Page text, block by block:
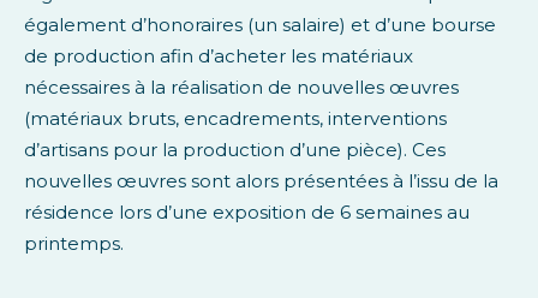
également d’honoraires (un salaire) et d’une bourse
de production afin d’acheter les matériaux
nécessaires à la réalisation de nouvelles œuvres
(matériaux bruts, encadrements, interventions
d’artisans pour la production d’une pièce). Ces
nouvelles œuvres sont alors présentées à l’issu de la
résidence lors d’une exposition de 6 semaines au
printemps.